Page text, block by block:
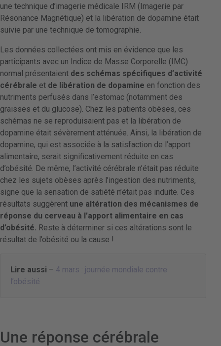
une technique d’imagerie médicale IRM (Imagerie par
Résonance Magnétique) et la libération de dopamine était
suivie par une technique de tomographie.
Les données collectées ont mis en évidence que les
participants avec un Indice de Masse Corporelle (IMC)
normal présentaient des schémas spécifiques d’activité
cérébrale et de libération de dopamine en fonction des
nutriments perfusés dans l’estomac (notamment des
graisses et du glucose). Chez les patients obèses, ces
schémas ne se reproduisaient pas et la libération de
dopamine était sévèrement atténuée. Ainsi, la libération de
dopamine, qui est associée à la satisfaction de l’apport
alimentaire, serait significativement réduite en cas
d’obésité. De même, l’activité cérébrale n’était pas réduite
chez les sujets obèses après l’ingestion des nutriments,
signe que la sensation de satiété n’était pas induite. Ces
résultats suggèrent une altération des mécanismes de
réponse du cerveau à l’apport alimentaire en cas
d’obésité. Reste à déterminer si ces altérations sont le
résultat de l’obésité ou la cause !
Lire aussi – 4 mars : journée mondiale contre
l’obésité
Une réponse cérébrale